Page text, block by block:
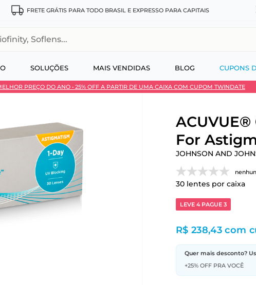
FRETE GRÁTIS PARA TODO BRASIL E EXPRESSO PARA CAPITAIS
SOLUÇÕES MAIS VENDIDAS BLOG CUPONS
PREÇO DO ANO • 25% OFF A PARTIR DE UMA CAIXA COM CUPOM TWINDATE
Pix
ACUVUE®
For
JOHNSON AND
30lentes por caixa
LEVE 4 PAGUE 3
R$ 238,43 com
Quer mais desconto?
+25% OFF PRA VOCÊ